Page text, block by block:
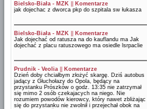
Bielsko-Biała - MZK
Komentarze
jak dojechac z dworca pkp do szpitala sw łukasza
Bielsko-Biała - MZK
Komentarze
Jak dojechać od ratusza na do kauflandu ma Jak
dojechać z placu ratuszowego ma osiedle lsrpaclie
Prudnik - Veolia
Komentarze
Dzień doby chciałbym złożyć skargę. Dziś autobus
jadący z Głuchołazy do Opola, będący na
przystanku Prószków o godz. 13:35 nie zatrzymał
się mimo 2 osób czekajacych na niego. Nie
rozumiem powodów kierowcy, który nawet zbliżając
się do przystanku nie zwolnił i przejechał obok na